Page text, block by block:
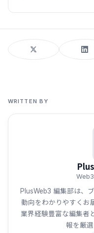
WRITTEN BY
PlusWeb3 編集部は、
動向をわかりやすくお
業界経験豊富な編集者
報を厳選